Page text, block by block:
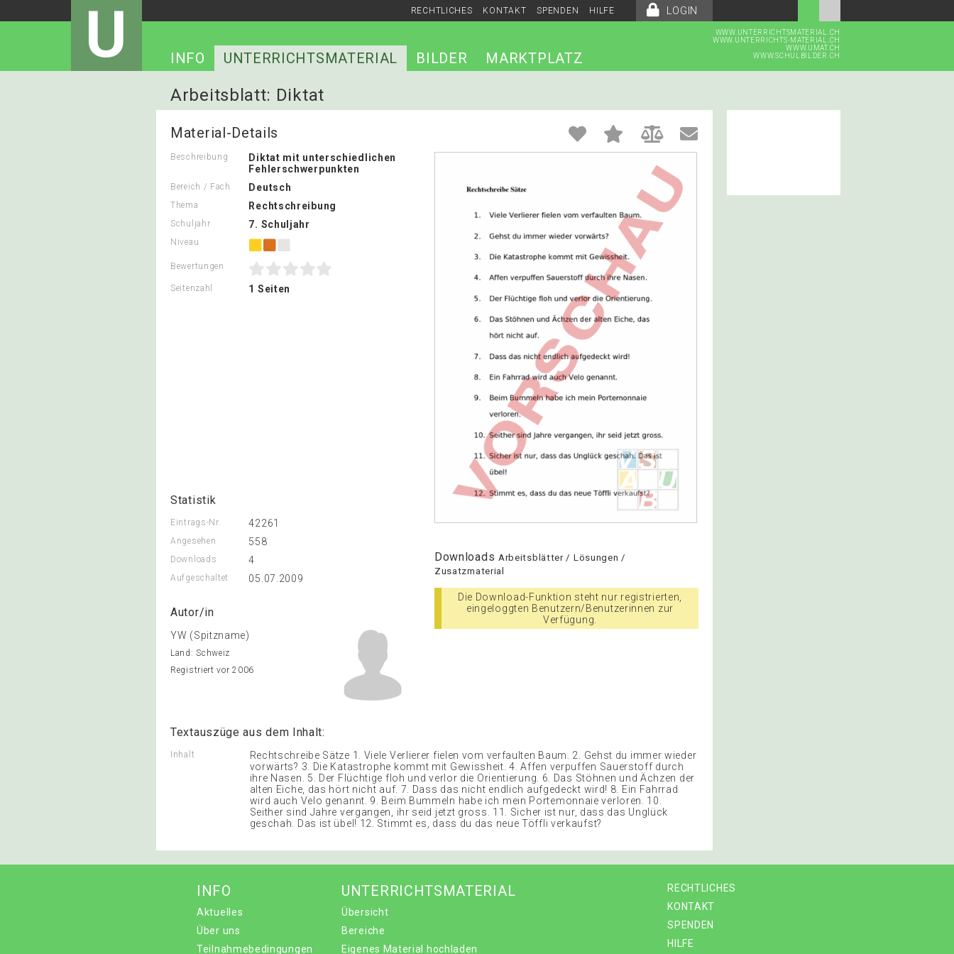
LOGIN
RECHTLICHES KONTAKT SPENDEN HILFE
U
WWW.UNTERRICHTSMATERIAL.CH
WWW.UNTERRICHTS-MATERIAL.CH
WWW.UMAT.CH
WWW.SCHULBILDER.CH
INFO UNTERRICHTSMATERIAL BILDER MARKTPLATZ
Arbeitsblatt: Diktat
Material-Details
Beschreibung
Diktat mit unterschiedlichen
Fehlerschwerpunkten
Bereich / Fach Deutsch
Thema Rechtschreibung
Schuljahr 7. Schuljahr
Niveau
Bewertungen
Seitenzahl 1 Seiten
Statistik
Eintrags-Nr. 42261
Angesehen 558
Downloads 4
Aufgeschaltet 05.07.2009
Autor/in
YW (Spitzname)
Land: Schweiz
Registriert vor 2006
Downloads Arbeitsblätter / Lösungen /
Zusatzmaterial
Die Download-Funktion steht nur registrierten,
eingeloggten Benutzern/Benutzerinnen zur
Verfügung.
Textauszüge aus dem Inhalt:
Inhalt
Rechtschreibe Sätze 1. Viele Verlierer fielen vom verfaulten Baum. 2. Gehst du immer wieder
vorwärts? 3. Die Katastrophe kommt mit Gewissheit. 4. Affen verpuffen Sauerstoff durch
ihre Nasen. 5. Der Flüchtige floh und verlor die Orientierung. 6. Das Stöhnen und Ächzen der
alten Eiche, das hört nicht auf. 7. Dass das nicht endlich aufgedeckt wird! 8. Ein Fahrrad
wird auch Velo genannt. 9. Beim Bummeln habe ich mein Portemonnaie verloren. 10.
Seither sind Jahre vergangen, ihr seid jetzt gross. 11. Sicher ist nur, dass das Unglück
geschah. Das ist übel! 12. Stimmt es, dass du das neue Töffli verkaufst?
RECHTLICHES
KONTAKT
SPENDEN
HILFE
INFO
Aktuelles
Über uns
Teilnahmebedingungen
UNTERRICHTSMATERIAL
Übersicht
Bereiche
Eigenes Material hochladen